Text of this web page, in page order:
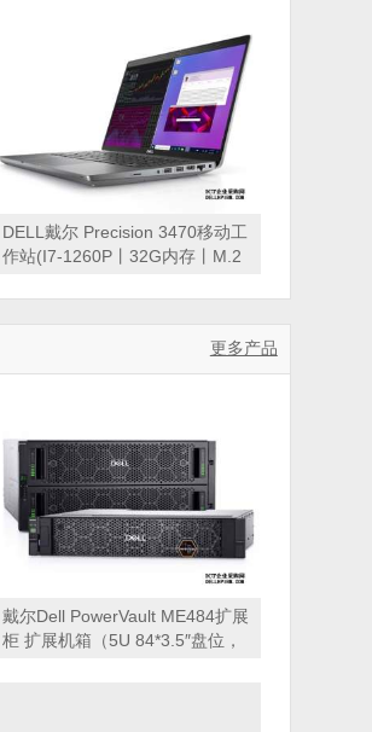
PCIe固态硬盘|500Ada-4GB显
卡|15.6英寸|三年保修)
DELL戴尔 Precision 3470移动工
作站(I7-1260P丨32G内存丨M.2
卡丨AX211无线+蓝牙丨背光丨
丨Windows 11家庭版丨3年质保)更多产品
戴尔Dell PowerVault ME484扩展
柜 扩展机箱（5U 84*3.5″盘位，